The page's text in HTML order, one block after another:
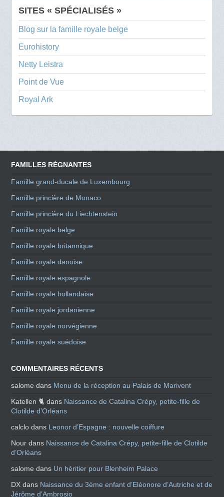
SITES « SPÉCIALISÉS »
Blog sur la famille royale belge
Eurohistory
Netty Leistra
Point de Vue
Royal Ark
FAMILLES RÉGNANTES
Famille grand-ducale de Luxembourg
Famille princière de Monaco
Famille princière du Liechtenstein
Famille royale belge
Famille royale britannique
Famille royale danoise
Famille royale espagnole
Famille royale hollandaise
Famille royale jordanienne
Famille royale norvégienne
Famille royale suédoise
COMMENTAIRES RÉCENTS
salome dans Menu de la réception au Palais de Marivent
Katellen 🐈 dans Naissance de Catalina Crépy, petite-fille de
Clotilde d’Orléans
calclo dans Leonor d’Espagne : nouvelle coiffure
Nour dans Naissance de Catalina Crépy, petite-fille de Clotilde
d’Orléans
salome dans Un héritier pour Blenheim Palace
DX dans Naissance du 3ème enfant d’Eléonore d’Autriche et de
Jérôme d’Ambrosio